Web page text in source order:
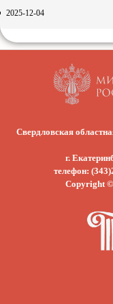
2025-12-04
Свердловская
г.
телефон:
Copyright ©